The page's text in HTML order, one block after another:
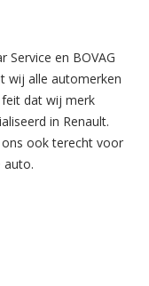
Service en BOVAG
wij alle automerken
dat wij merk
in Renault.
ook terecht voor
auto.